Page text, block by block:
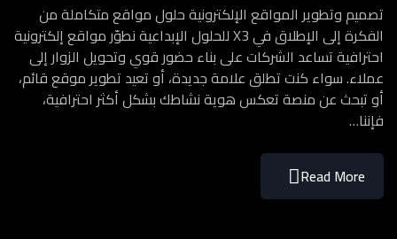
تصميم وتطوير المواقع الإلكترونية حلول مواقع متكاملة من
الفكرة إلى الإطلاق في X3 للحلول الإبداعية نطوّر مواقع إلكترونية
احترافية تساعد الشركات على بناء حضور قوي وتحويل الزوار إلى
عملاء. سواء كنت تطلق علامة جديدة، أو تعيد تطوير موقع قائم،
أو تبحث عن منصة تعكس هوية نشاطك بشكل أكثر احترافية،
فإننا…
Read More